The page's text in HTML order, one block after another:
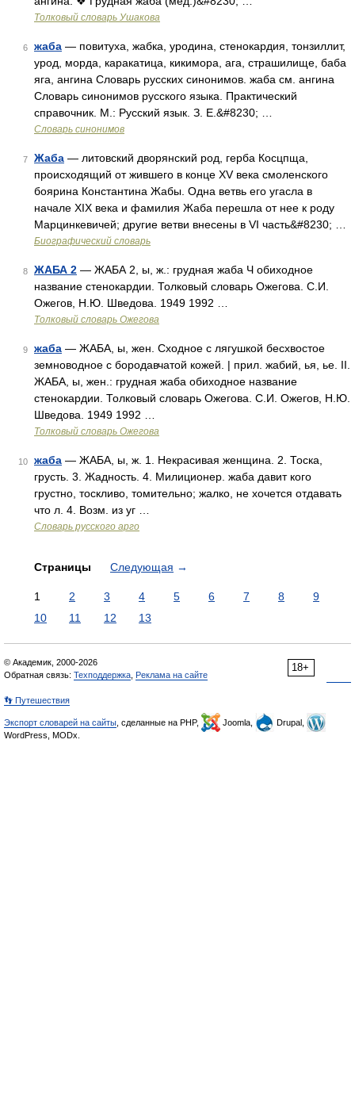
Толковый словарь Ушакова
6 жаба — повитуха, жабка, уродина, стенокардия, тонзиллит,
урод, морда, каракатица, кикимора, ага, страшилище, баба
яга, ангина Словарь русских синонимов. жаба см. ангина
Словарь синонимов русского языка. Практический
справочник. М.: Русский язык. З. Е.&#8230; …
Словарь синонимов
7 Жаба — литовский дворянский род, герба Косцпща,
происходящий от жившего в конце XV века смоленского
боярина Константина Жабы. Одна ветвь его угасла в
начале XIX века и фамилия Жаба перешла от нее к роду
Марцинкевичей; другие ветви внесены в VI часть&#8230; …
Биографический словарь
8 ЖАБА 2 — ЖАБА 2, ы, ж.: грудная жаба Ч обиходное
название стенокардии. Толковый словарь Ожегова. С.И.
Ожегов, Н.Ю. Шведова. 1949 1992 …
Толковый словарь Ожегова
9 жаба — ЖАБА, ы, жен. Сходное с лягушкой бесхвостое
земноводное с бородавчатой кожей. | прил. жабий, ья, ье. II.
ЖАБА, ы, жен.: грудная жаба обиходное название
стенокардии. Толковый словарь Ожегова. С.И. Ожегов, Н.Ю.
Шведова. 1949 1992 …
Толковый словарь Ожегова
10 жаба — ЖАБА, ы, ж. 1. Некрасивая женщина. 2. Тоска,
грусть. 3. Жадность. 4. Милиционер. жаба давит кого
грустно, тоскливо, томительно; жалко, не хочется отдавать
что л. 4. Возм. из уг …
Словарь русского арго
Страницы Следующая →
1 2 3 4 5 6 7 8
9
10
11 12 13
18+
© Академик, 2000-2026
Обратная связь: Техподдержка Реклама на сайте
👣 Путешествия
Экспорт словарей на сайты , сделанные на PHP, Joomla,
Drupal,
WordPress, MODx.